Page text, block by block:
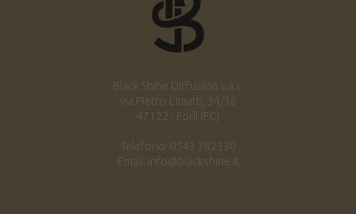
Black Shine Diffusion s.a.s.
via Pietro Cimatti, 34/36
47122 - Forlì (FC)
Telefono: 0543 782330
Email: info@blackshine.it